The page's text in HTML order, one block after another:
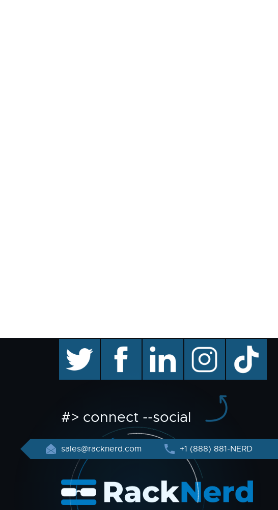
facebook linkedin instagram TikTok
#> connect --social
sales@racknerd.com +1 (888) 881-NERD